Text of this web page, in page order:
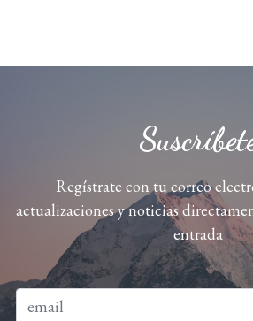
Regístrate con tu correo
actualizaciones y noticias
entrada